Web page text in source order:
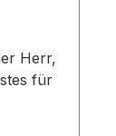
Herr,
für